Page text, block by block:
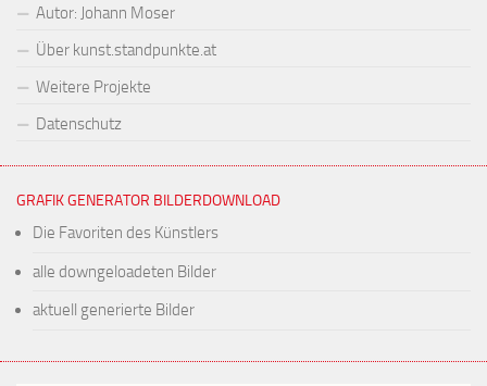
Autor: Johann Moser
Über kunst.standpunkte.at
Weitere Projekte
Datenschutz
GRAFIK GENERATOR BILDERDOWNLOAD
Die Favoriten des Künstlers
alle downgeloadeten Bilder
aktuell generierte Bilder